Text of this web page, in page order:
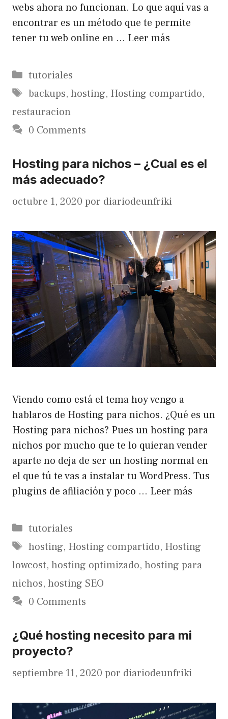
webs ahora no funcionan. Lo que aquí vas a
encontrar es un método que te permite
tener tu web online en … Leer más
Categorías
tutoriales
Etiquetas
backups, hosting, Hosting compartido,
restauracion
0 Comments
Hosting para nichos – ¿Cual es el
más adecuado?
octubre 1, 2020 por diariodeunfriki
Viendo como está el tema hoy vengo a
hablaros de Hosting para nichos. ¿Qué es un
Hosting para nichos? Pues un hosting para
nichos por mucho que te lo quieran vender
aparte no deja de ser un hosting normal en
el que tú te vas a instalar tu WordPress. Tus
plugins de afiliación y poco … Leer más
Categorías
tutoriales
Etiquetas
hosting, Hosting compartido, Hosting
lowcost, hosting optimizado, hosting para
nichos, hosting SEO
0 Comments
¿Qué hosting necesito para mi
proyecto?
septiembre 11, 2020 por diariodeunfriki